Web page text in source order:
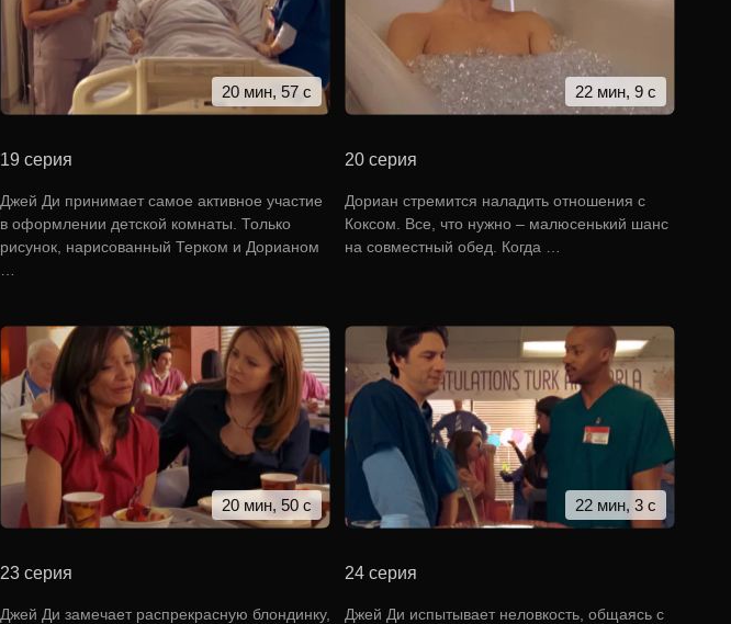
20 мин, 57 с
19 серия
Джей Ди принимает самое активное участие
в оформлении детской комнаты. Только
рисунок, нарисованный Терком и Дорианом
22 мин, 9 с
20 серия
Дориан стремится наладить отношения с
Коксом. Все, что нужно – малюсенький шанс
на совместный обед. Когда …
20 мин, 50 с
23 серия
Джей Ди замечает распрекрасную блондинку,
22 мин, 3 с
24 серия
Джей Ди испытывает неловкость, общаясь с